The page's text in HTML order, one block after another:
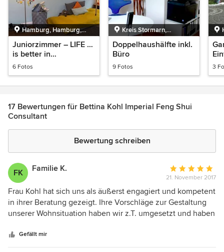
Hamburg, Hamburg,
Deutschland
Juniorzimmer – LIFE …
is better in
Boardshorts!
6 Fotos
Kreis Stormarn,
Schleswig-Holstein,
Deutschland
Doppelhaushälfte inkl.
Büro
9 Fotos 3
17 Bewertungen für Bettina Kohl Imperial Feng Shui
Consultant
Bewertung schreiben
FK Familie K.
Bewertung:
5
von
5
21. November 2017
Frau Kohl hat sich uns als äußerst engagiert und kompetent
in ihrer Beratung gezeigt. Ihre Vorschläge zur Gestaltung
unserer Wohnsituation haben wir z.T. umgesetzt und haben
unseres Wohnklimas festgestellt. Unserer Meinung nach
hat sich die Feng Shui Beratung von Frau Kohl mehr als
Gefällt mir